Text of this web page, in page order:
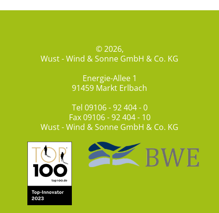
© 2026,
Wust - Wind & Sonne GmbH & Co. KG
Energie-Allee 1
91459 Markt Erlbach
Tel 09106 - 92 404 - 0
Fax 09106 - 92 404 - 10
Wust - Wind & Sonne GmbH & Co. KG